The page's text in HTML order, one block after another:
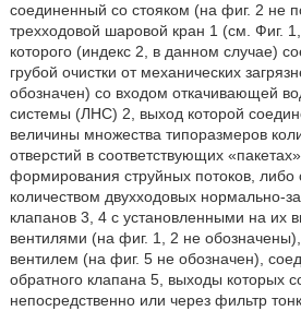
соединенный со стояком (на фиг. 2 не
трехходовой шаровой кран 1 (см. Фиг.
которого (индекс 2, в данном случае)
грубой очистки от механических
обозначен) со входом откачивающей
системы (ЛНС) 2, выход которой
величины множества типоразмеров
отверстий в соответствующих
формирования струйных потоков, либо
количеством двухходовых нормально-
клапанов 3, 4 с установленными на их
вентилями (на фиг. 1, 2 не
вентилем (на фиг. 5 не обозначен),
обратного клапана 5, выходы которых
непосредственно или через фильтр